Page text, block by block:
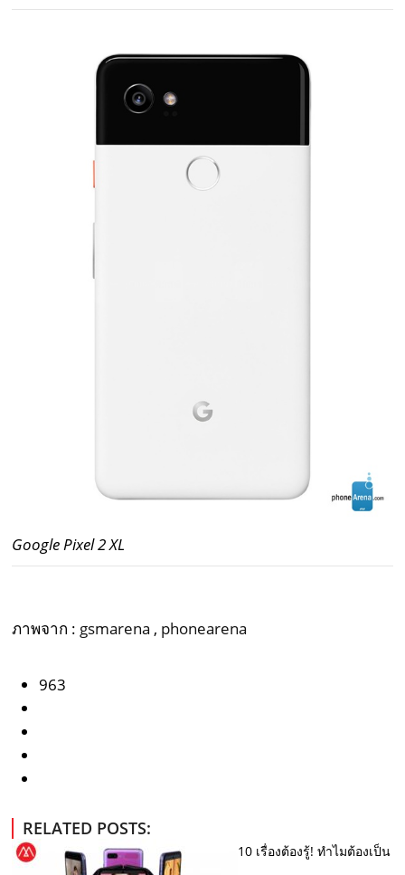
Google Pixel 2 XL
ภาพจาก : gsmarena , phonearena
963
RELATED POSTS:
10 เรื่องต้องรู้! ทำไมต้องเป็น